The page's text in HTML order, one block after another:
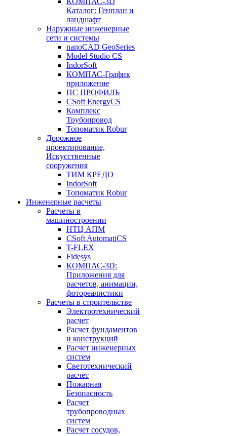
Каталог: Генплан и
ландшафт
Наружные инженерные
сети и системы
nanoCAD GeoSeries
Model Studio CS
IndorSoft
КОМПАС-График
приложение
ПС ПРОФИЛЬ
CSoft EnergyCS
Комплекс
Трубопровод
Топоматик Robur
Дорожное
проектирование,
Искусственные
сооружения
ТИМ КРЕДО
IndorSoft
Топоматик Robur
Инженерные расчеты
Расчеты в
машиностроении
НТЦ АПМ
CSoft AutomatiCS
T-FLEX
Fidesys
КОМПАС-3D:
Приложения для
расчетов, анимации,
фотореалистики
Расчеты в строительстве
Электротехнический
расчет
Расчет фундаментов
и конструкций
Расчет инженерных
систем
Светотехнический
расчет
Пожарная
Безопасность
Расчет
трубопроводных
систем
Расчет сосудов,